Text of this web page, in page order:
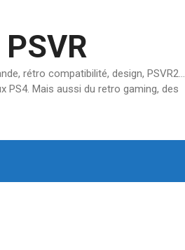
rétro compatibilité, design, PSVR2…
PS4. Mais aussi du retro gaming, des